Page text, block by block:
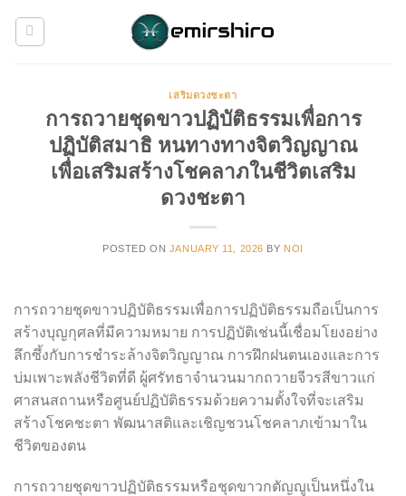
เสริมดวงชะตา
การถวายชุดขาวปฏิบัติธรรมเพื่อการ
ปฏิบัติสมาธิ หนทางทางจิตวิญญาณ
เพื่อเสริมสร้างโชคลาภในชีวิตเสริม
ดวงชะตา
POSTED ON JANUARY 11, 2026 BY NOI
การถวายชุดขาวปฏิบัติธรรมเพื่อการปฏิบัติธรรมถือเป็นการ
สร้างบุญกุศลที่มีความหมาย การปฏิบัติเช่นนี้เชื่อมโยงอย่าง
ลึกซึ้งกับการชำระล้างจิตวิญญาณ การฝึกฝนตนเองและการ
บ่มเพาะพลังชีวิตที่ดี ผู้ศรัทธาจำนวนมากถวายจีวรสีขาวแก่
ศาสนสถานหรือศูนย์ปฏิบัติธรรมด้วยความตั้งใจที่จะเสริม
สร้างโชคชะตา พัฒนาสติและเชิญชวนโชคลาภเข้ามาใน
ชีวิตของตน
การถวายชุดขาวปฏิบัติธรรมหรือชุดขาวกตัญญูเป็นหนึ่งใน